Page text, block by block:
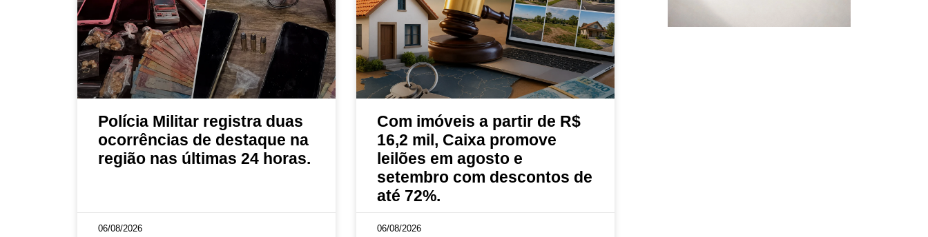
Polícia Militar registra duas
ocorrências de destaque na
região nas últimas 24 horas.
06/08/2026
Com imóveis a partir de R$
16,2 mil, Caixa promove
leilões em agosto e
setembro com descontos de
até 72%.
06/08/2026